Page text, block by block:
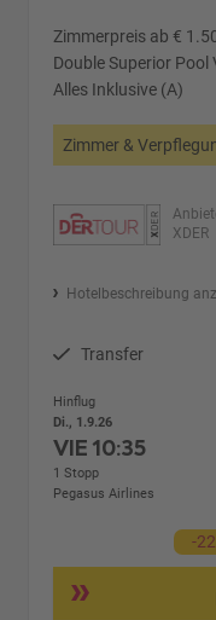
Zimmerpreis ab €
Double Superior Pool
Alles Inklusive (A)
Zimmer &
XDER
Hotelbeschreibung
Transfer
Hinflug
Di., 1.9.26
VIE10:35
1 Stopp
Pegasus Airlines
-